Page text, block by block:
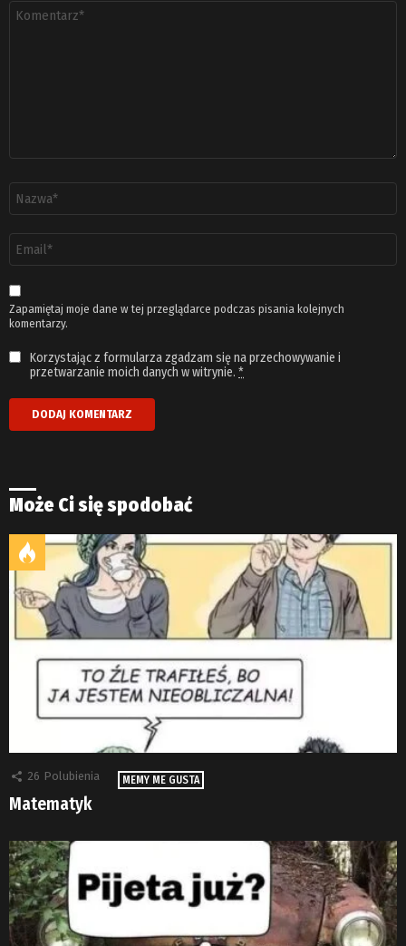
Komentarz
email
*
Zapamiętaj moje dane w tej przeglądarce podczas pisania kolejnych
komentarzy.
Korzystając z formularza zgadzam się na przechowywanie i
przetwarzanie moich danych w witrynie. *
Może Ci się spodobać
26 Polubienia MEMY ME GUSTA
Matematyk